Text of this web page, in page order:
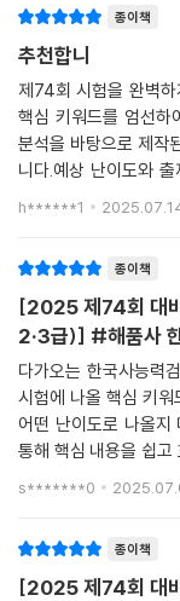
종이책
추천합니
제74회 시험을 완벽
핵심 키워드를 엄선하
분석을 바탕으로 제작
니다.예상 난이도와
감각을 키우세요. 또한
h******1
종이책
[2025 제74회 대
2·3급)] #해품사
워드+저격 모의고
다가오는 한국사능력
시험에 나올 핵심 키
어떤 난이도로 나올지
통해 핵심 내용을 쉽고
보며 실전 감각을 키
s*******0
종이책
[2025 제74회 대